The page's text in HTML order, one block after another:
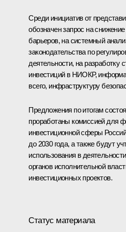
Среди инициатив от
обозначен запрос на
барьеров, на системный
законодательства по
деятельности, на
инвестиций в НИОКР,
всего, инфраструктуру
Предложения по итогам
проработаны комиссией для
инвестиционной сферы
до 2030 года, а также будут
использования в
органов исполнительной
инвестиционных проектов.
Статус материала